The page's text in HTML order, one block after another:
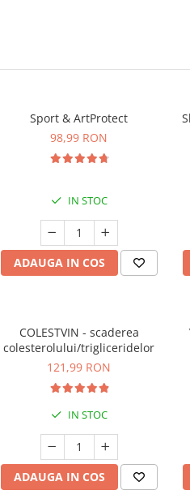
Sport & ArtProtect
98,99 RON
IN STOC
ADAUGA IN COS
COLESTVIN - scaderea
colesterolului/trigliceridelor
121,99 RON
IN STOC
ADAUGA IN COS